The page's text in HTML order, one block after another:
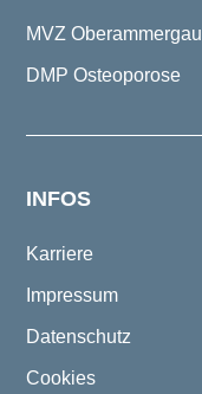
MVZ Oberammergau
DMP Osteoporose
INFOS
Karriere
Impressum
Datenschutz
Cookies